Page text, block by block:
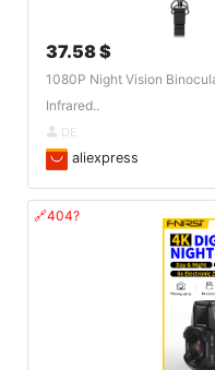
37.58 $
1080P Night Vision
Infrared..
DE
aliexpress
🔗404?